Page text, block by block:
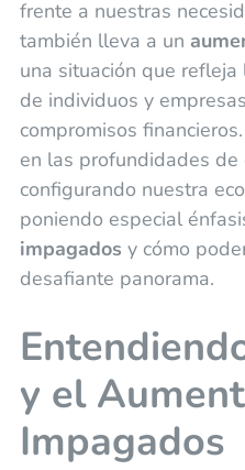
frente a nuestras
también lleva a un
una situación que
de individuos y
compromisos
en las profundidades de
configurando nuestra
poniendo especial
impagados y cómo
desafiante panorama.
y el
Impagados